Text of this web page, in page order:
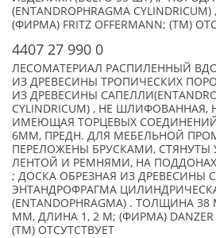
(ENTANDROPHRAGMA
(ФИРМА) FRITZ OFFERMANN; (TM)
4407 27 990 0
ЛЕСОМАТЕРИАЛ РАСПИЛЕННЫЙ
ИЗ ДРЕВЕСИНЫ ТРОПИЧЕСКИХ
ИЗ ДРЕВЕСИНЫ
CYLINDRICUM) , НЕ ШЛИФОВАННАЯ,
ИМЕЮЩАЯ ТОРЦЕВЫХ
6ММ, ПРЕДН. ДЛЯ МЕБЕЛЬНОЙ
ПЕРЕЛОЖЕНЫ БРУСКАМИ,
ЛЕНТОЙ И РЕМНЯМИ, НА
; ДОСКА ОБРЕЗНАЯ ИЗ ДРЕВЕСИНЫ
ЭНТАНДРОФРАГМА
(ENTANDOPHRAGMA) . ТОЛЩИНА
ММ, ДЛИНА 1, 2 М; (ФИРМА) DANZER
(TM) ОТСУТСТВУЕТ